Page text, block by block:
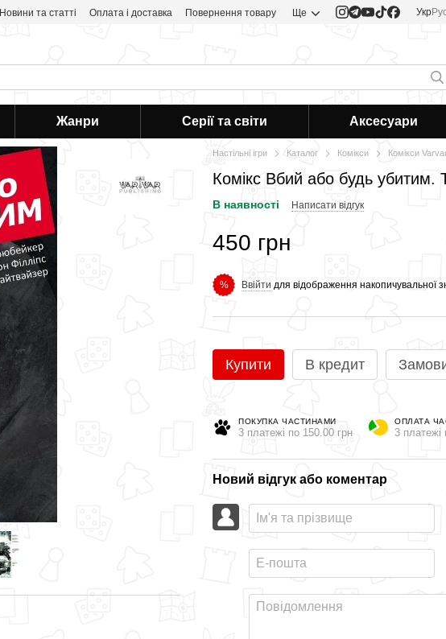
Новини та статті Оплата і доставка Повернення товару Ще Укр
Жанри Серії та світи Аксесуари
Настільні ігри Каталог Комікси Комікси
Комікс Вбий або будь убитим.
В наявності Написати відгук
450 грн
% Ввійти для відображення накопичувальної
Купити В кредит
ПОКУПКА ЧАСТИНАМИ
3 платежі по 150.00 грн
ОПЛАТА
3 платежі
Новий відгук або коментар